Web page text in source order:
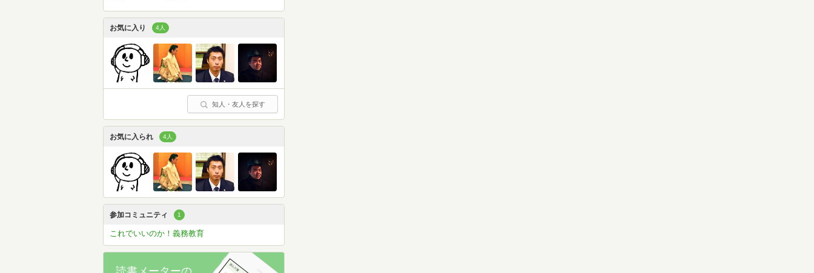
お気に入り 4人
知人・友人を探す
お気に入られ 4人
参加コミュニティ 1
これでいいのか！義務教育